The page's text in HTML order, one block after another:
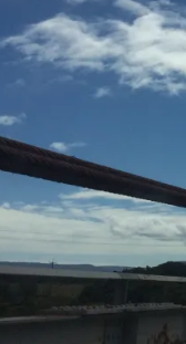
neuen Blogbeitrag